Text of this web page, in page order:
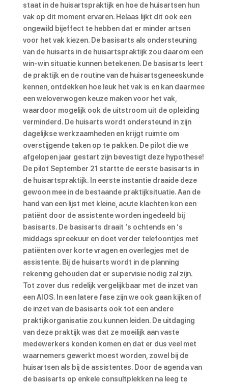
staat in de huisartspraktijk en hoe de huisartsen hun
vak op dit moment ervaren. Helaas lijkt dit ook een
ongewild bijeffect te hebben dat er minder artsen
voor het vak kiezen. De basisarts als ondersteuning
van de huisarts in de huisartspraktijk zou daarom een
win-win situatie kunnen betekenen. De basisarts leert
de praktijk en de routine van de huisartsgeneeskunde
kennen, ontdekken hoe leuk het vak is en kan daarmee
een weloverwogen keuze maken voor het vak,
waardoor mogelijk ook de uitstroom uit de opleiding
verminderd. De huisarts wordt ondersteund in zijn
dagelijkse werkzaamheden en krijgt ruimte om
overstijgende taken op te pakken. De pilot die we
afgelopen jaar gestart zijn bevestigt deze hypothese!
De pilot September 21 startte de eerste basisarts in
de huisartspraktijk. In eerste instantie draaide deze
gewoon mee in de bestaande praktijksituatie. Aan de
hand van een lijst met kleine, acute klachten kon een
patiënt door de assistente worden ingedeeld bij
basisarts. De basisarts draait ‘s ochtends en ‘s
middags spreekuur en doet verder telefoontjes met
patiënten over korte vragen en overlegjes met de
assistente. Bij de huisarts wordt in de planning
rekening gehouden dat er supervisie nodig zal zijn.
Tot zover dus redelijk vergelijkbaar met de inzet van
een AIOS. In een latere fase zijn we ook gaan kijken of
de inzet van de basisarts ook tot een andere
praktijkorganisatie zou kunnen leiden. De uitdaging
van deze praktijk was dat ze moeilijk aan vaste
medewerkers konden komen en dat er dus veel met
waarnemers gewerkt moest worden, zowel bij de
huisartsen als bij de assistentes. Door de agenda van
de basisarts op enkele consultplekken na leeg te